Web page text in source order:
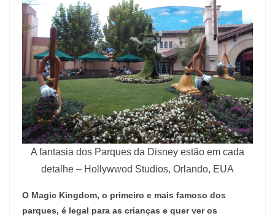
A fantasia dos Parques da Disney estão em cada
detalhe – Hollywwod Studios, Orlando, EUA
O Magic Kingdom, o primeiro e mais famoso dos
parques, é legal para as crianças e quer ver os